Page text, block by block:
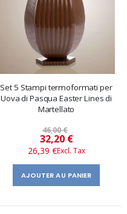
Set 5 Stampi termoformati per
Uova di Pasqua Easter Lines di
Martellato
46,00 €
Prix
​​
spécial
32,20 €
26,39 €
AJOUTER AU PANIER